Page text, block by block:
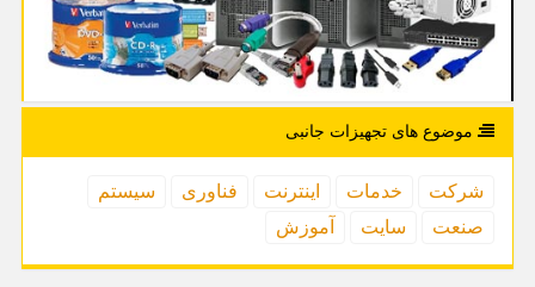
موضوع های تجهیزات جانبی
شركت خدمات اینترنت فناوری
سیستم
صنعت
سایت آموزش